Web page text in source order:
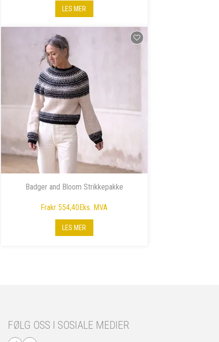
LES MER
Badger and Bloom Strikkepakke
Frakr 554,40Eks. MVA
LES MER
FØLG OSS I SOSIALE MEDIER